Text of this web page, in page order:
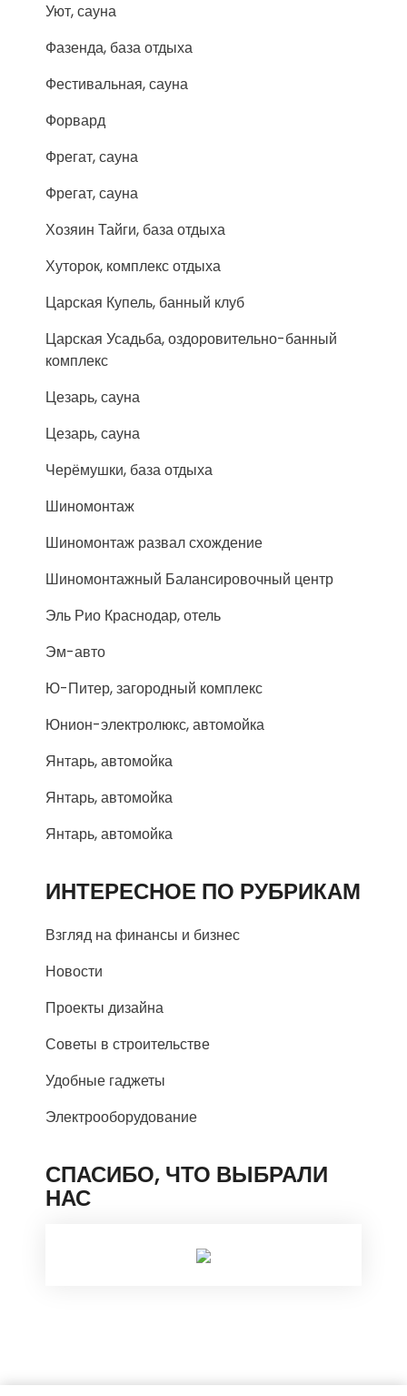
Уют, сауна
Фазенда, база отдыха
Фестивальная, сауна
Форвард
Фрегат, сауна
Фрегат, сауна
Хозяин Тайги, база отдыха
Хуторок, комплекс отдыха
Царская Купель, банный клуб
Царская Усадьба, оздоровительно-банный
комплекс
Цезарь, сауна
Цезарь, сауна
Черёмушки, база отдыха
Шиномонтаж
Шиномонтаж развал схождение
Шиномонтажный Балансировочный центр
Эль Рио Краснодар, отель
Эм-авто
Ю-Питер, загородный комплекс
Юнион-электролюкс, автомойка
Янтарь, автомойка
Янтарь, автомойка
Янтарь, автомойка
ИНТЕРЕСНОЕ ПО РУБРИКАМ
Взгляд на финансы и бизнес
Новости
Проекты дизайна
Советы в строительстве
Удобные гаджеты
Электрооборудование
СПАСИБО, ЧТО ВЫБРАЛИ
НАС